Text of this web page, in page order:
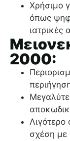
Χρήσιμο
όπως
ιατρικές
2000:
Λιγότερο
σχέση